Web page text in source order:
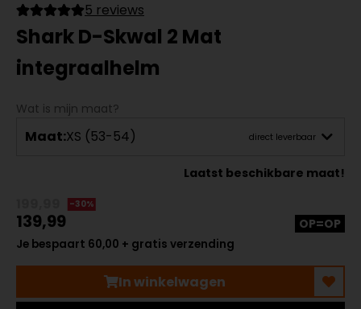
5 reviews
Shark D-Skwal 2 Mat
integraalhelm
Wat is mijn maat?
Maat:XS (53-54) direct leverbaar
Laatst beschikbare maat!
-30%
139,99
Je bespaart 60,00 + gratis verzending
OP=OP
In winkelwagen